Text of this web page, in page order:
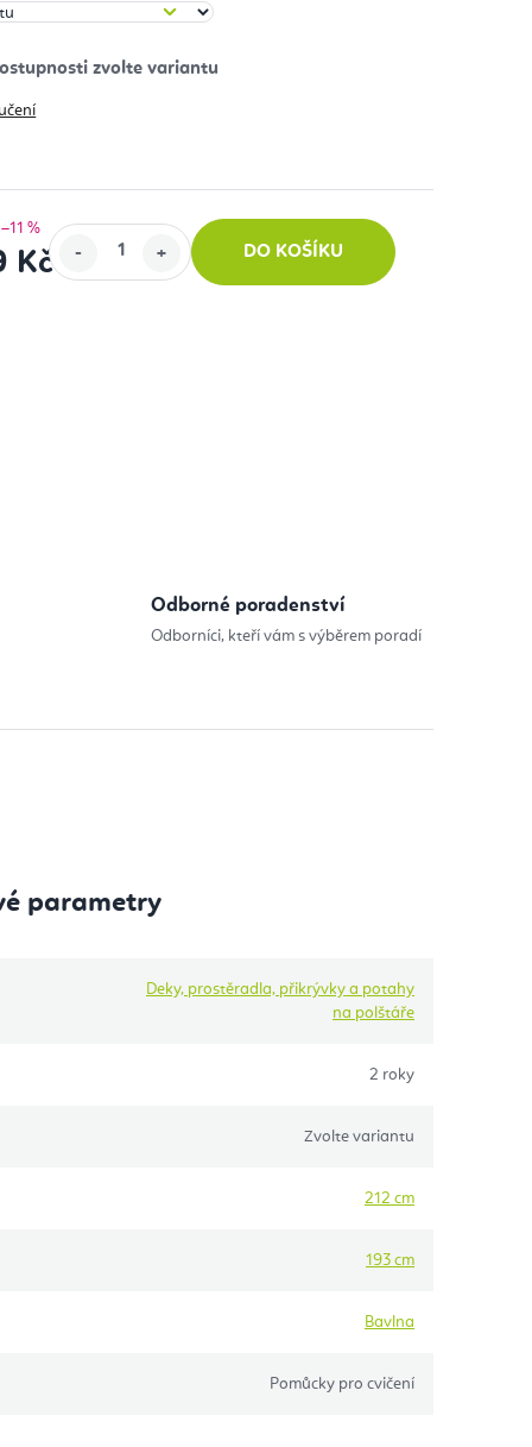
%
Kč DO KOŠÍKU
Odborné poradenství
Odborníci, kteří vám s výběrem poradí
parametry
Deky, prostěradla, přikrývky a potahy
na polštáře
2 roky
Zvolte variantu
212 cm
193 cm
Bavlna
Pomůcky pro cvičení